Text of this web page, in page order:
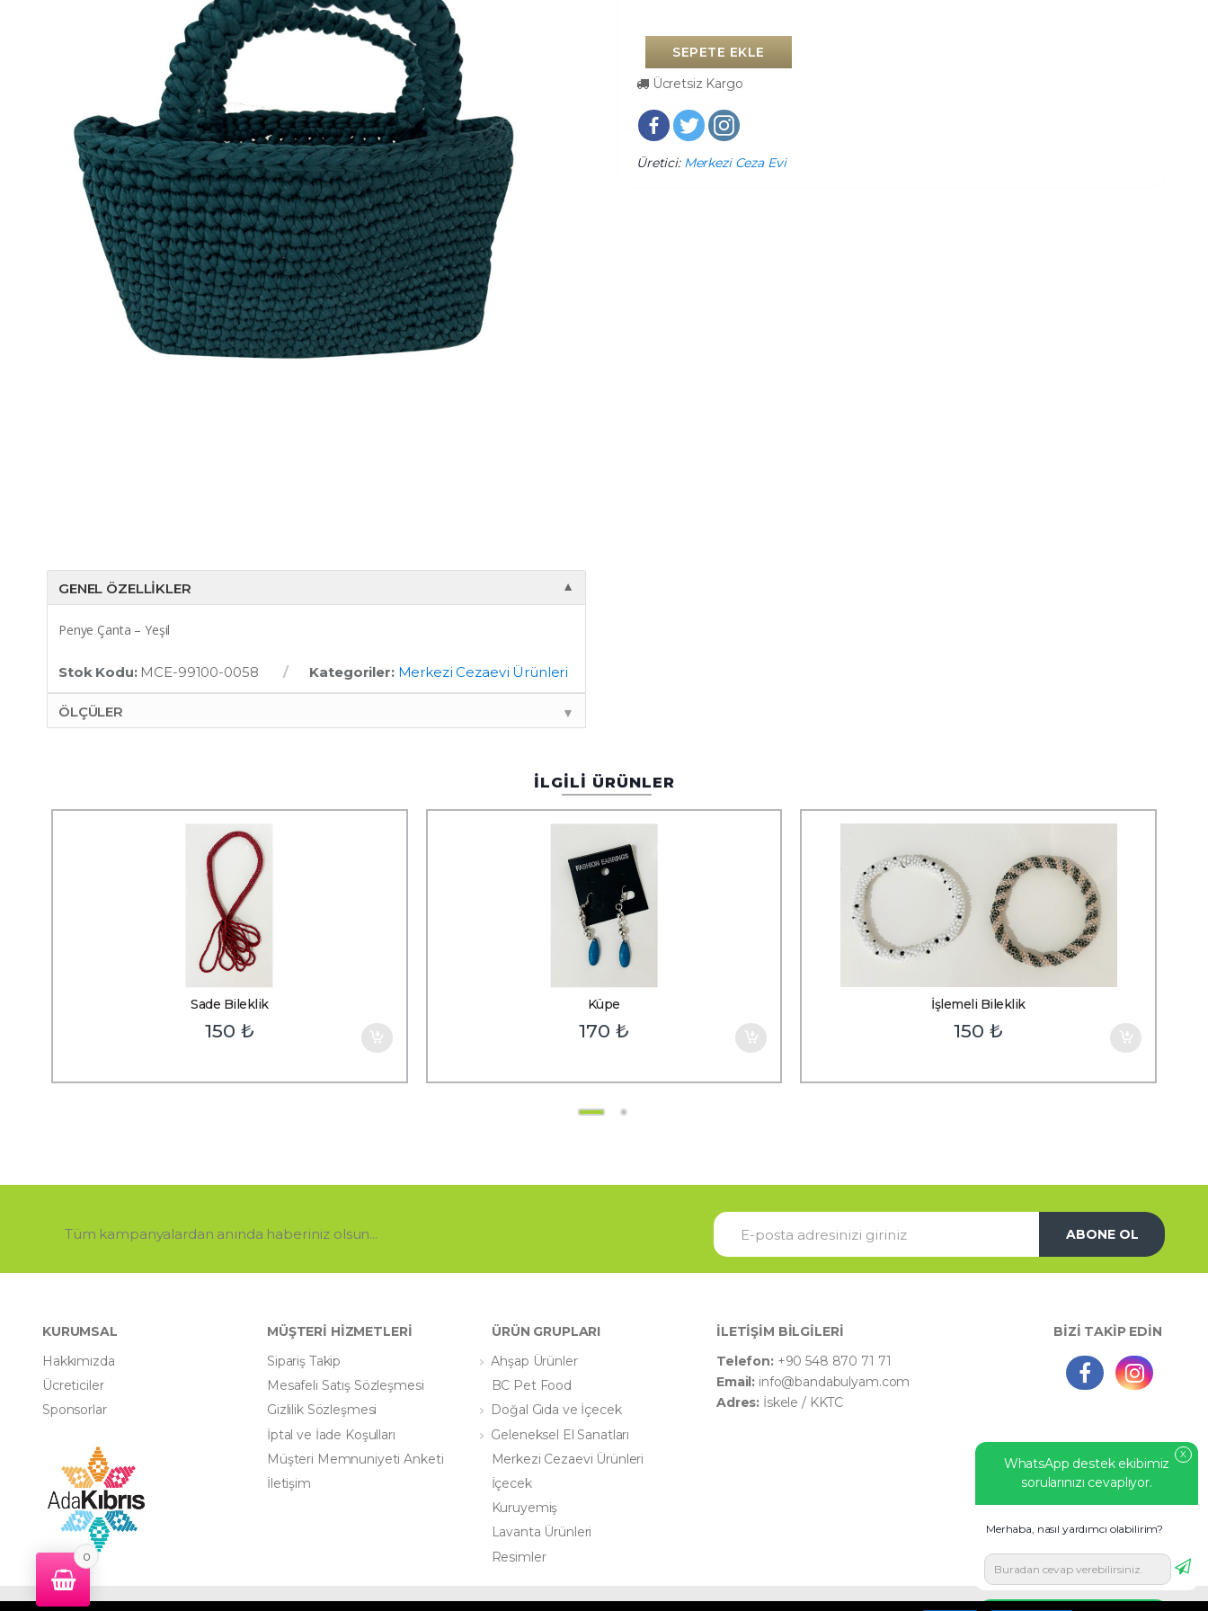
GENEL ÖZELLIKLER ▼
Penye Çanta – Yeşil
Stok Kodu: MCE-99100-0058 Kategoriler: Merkezi Cezaevi Ürünleri
ÖLÇÜLER ▼
SEPETE EKLE
Ücretsiz Kargo
Üretici: Merkezi Ceza Evi
İLGİLİ ÜRÜNLER
Sade Bileklik
150 ₺
Küpe
170 ₺
İşlemeli Bileklik
150 ₺
Tüm kampanyalardan anında haberiniz olsun... ABONE OL
KURUMSAL
Hakkımızda
Ücreticiler
Sponsorlar
MÜŞTERİ HİZMETLERİ
Sipariş Takip
Mesafeli Satış Sözleşmesi
Gizlilik Sözleşmesi
İptal ve İade Koşulları
Müşteri Memnuniyeti Anketi
İletişim
ÜRÜN GRUPLARI
Ahşap Ürünler
BC Pet Food
Doğal Gıda ve İçecek
Geleneksel El Sanatları
Merkezi Cezaevi Ürünleri
İçecek
Kuruyemiş
Lavanta Ürünleri
Resimler
İLETİŞİM BİLGİLERİ
Telefon: +90 548 870 71 71
Email: info@bandabulyam.com
Adres: İskele / KKTC
BİZİ TAKİP EDİN
0
X
WhatsApp destek ekibimiz
sorularınızı cevaplıyor.
Merhaba, nasıl yardımcı olabilirim?